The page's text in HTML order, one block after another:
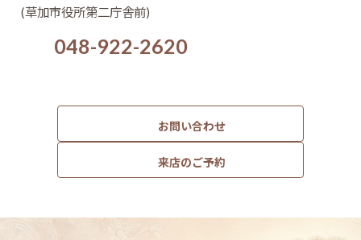
(草加市役所第二庁舎前)
048-922-2620
お問い合わせ
来店のご予約